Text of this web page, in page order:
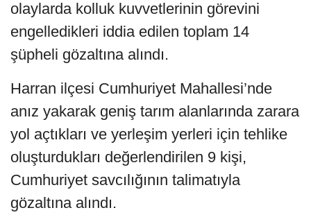
olaylarda kolluk kuvvetlerinin görevini
engelledikleri iddia edilen toplam 14
şüpheli gözaltına alındı.
Harran ilçesi Cumhuriyet Mahallesi’nde
anız yakarak geniş tarım alanlarında zarara
yol açtıkları ve yerleşim yerleri için tehlike
oluşturdukları değerlendirilen 9 kişi,
Cumhuriyet savcılığının talimatıyla
gözaltına alındı.